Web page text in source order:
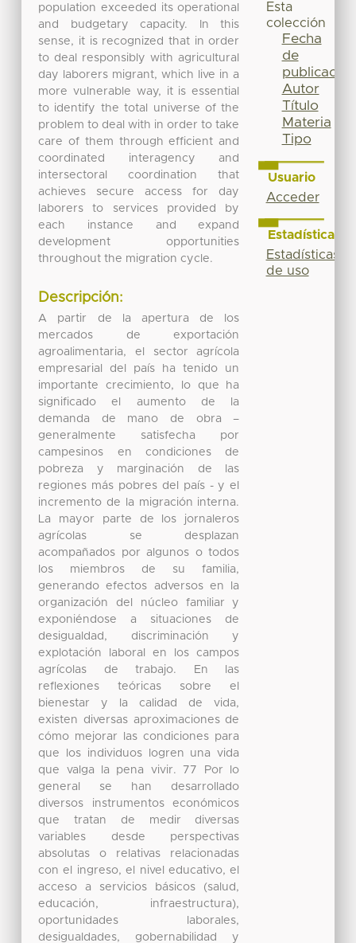
population exceeded its operational
and budgetary capacity. In this
sense, it is recognized that in order
to deal responsibly with agricultural
day laborers migrant, which live in a
more vulnerable way, it is essential
to identify the total universe of the
problem to deal with in order to take
care of them through efficient and
coordinated interagency and
intersectoral coordination that
achieves secure access for day
laborers to services provided by
each instance and expand
development opportunities
throughout the migration cycle.
Descripción:
A partir de la apertura de los
mercados de exportación
agroalimentaria, el sector agrícola
empresarial del país ha tenido un
importante crecimiento, lo que ha
significado el aumento de la
demanda de mano de obra –
generalmente satisfecha por
campesinos en condiciones de
pobreza y marginación de las
regiones más pobres del país - y el
incremento de la migración interna.
La mayor parte de los jornaleros
agrícolas se desplazan
acompañados por algunos o todos
los miembros de su familia,
generando efectos adversos en la
organización del núcleo familiar y
exponiéndose a situaciones de
desigualdad, discriminación y
explotación laboral en los campos
agrícolas de trabajo. En las
reflexiones teóricas sobre el
bienestar y la calidad de vida,
existen diversas aproximaciones de
cómo mejorar las condiciones para
que los individuos logren una vida
que valga la pena vivir. 77 Por lo
general se han desarrollado
diversos instrumentos económicos
que tratan de medir diversas
variables desde perspectivas
absolutas o relativas relacionadas
con el ingreso, el nivel educativo, el
acceso a servicios básicos (salud,
educación, infraestructura),
oportunidades laborales,
desigualdades, gobernabilidad y
Esta
colección
Fecha
de
publicación
Autor
Título
Materia
Tipo
Usuario
Acceder
Estadísticas
Estadísticas
de uso